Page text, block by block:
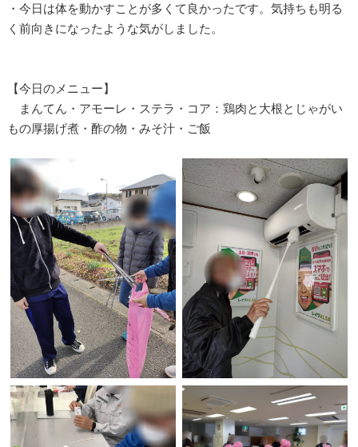
・今日は体を動かすことが多くて良かったです。気持ちも明る
く前向きになったような気がしました。
【今日のメニュー】
まんてん・アモーレ・ステラ・コア：鶏肉と大根とじゃがい
もの厚揚げ煮・酢の物・みそ汁・ご飯